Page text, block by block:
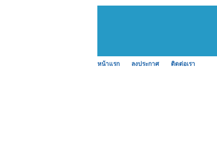
หน้าแรก ลงประกาศ ติดต่อเรา